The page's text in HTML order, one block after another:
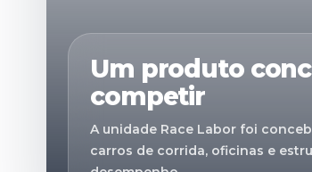
Um produto
competir
A unidade Race Labor foi
carros de corrida, oficinas e